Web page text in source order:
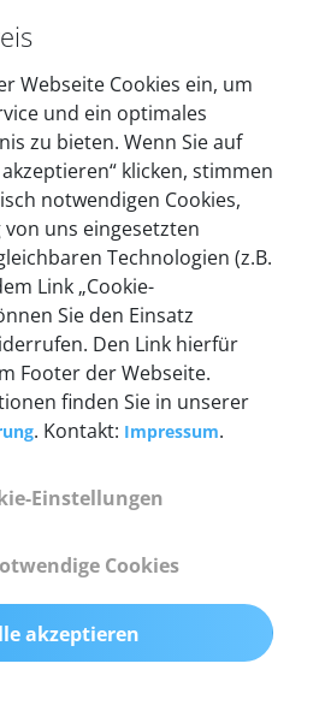
von autoaid stecken
Produkte am Standort in
Auf diese Qualität vertrauen
60.000 Privatkunden und
Details &
12 mm
Webseite Cookies ein, um
und ein optimales
zu bieten. Wenn Sie auf
klicken, stimmen
notwendigen Cookies,
uns eingesetzten
Technologien (z.B.
Link „Cookie-
Sie den Einsatz
Den Link hierfür
Footer der Webseite.
finden Sie in unserer
. Kontakt: Impressum.
Einstellungen
Cookies
akzeptieren